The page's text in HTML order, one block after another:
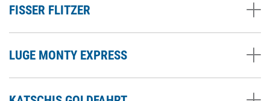
FISSER FLITZER
LUGE MONTY EXPRESS